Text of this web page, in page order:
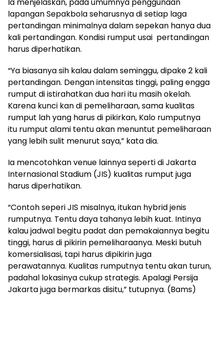
lapangan Sepakbola seharusnya di setiap laga
pertandingan minimalnya dalam sepekan hanya dua
kali pertandingan. Kondisi rumput usai pertandingan
harus diperhatikan.
“Ya biasanya sih kalau dalam seminggu, dipake 2 kali
pertandingan. Dengan intensitas tinggi, paling engga
rumput di istirahatkan dua hari itu masih okelah.
Karena kunci kan di pemeliharaan, sama kualitas
rumput lah yang harus di pikirkan, Kalo rumputnya
itu rumput alami tentu akan menuntut pemeliharaan
yang lebih sulit menurut saya,” kata dia.
Ia mencotohkan venue lainnya seperti di Jakarta
Internasional Stadium (JIS) kualitas rumput juga
harus diperhatikan.
“Contoh seperi JIS misalnya, itukan hybrid jenis
rumputnya. Tentu daya tahanya lebih kuat. Intinya
kalau jadwal begitu padat dan pemakaiannya begitu
tinggi, harus di pikirin pemeliharaanya. Meski butuh
komersialisasi, tapi harus dipikirin juga
perawatannya. Kualitas rumputnya tentu akan turun,
padahal lokasinya cukup strategis. Apalagi Persija
Jakarta juga bermarkas disitu,” tutupnya. (Bams)